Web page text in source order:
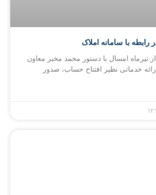
رابطه با سامانه املاک
تیرماه امسال با دستور محمد مخبر معاون
خدماتی نظیر افتتاح حساب، صدور